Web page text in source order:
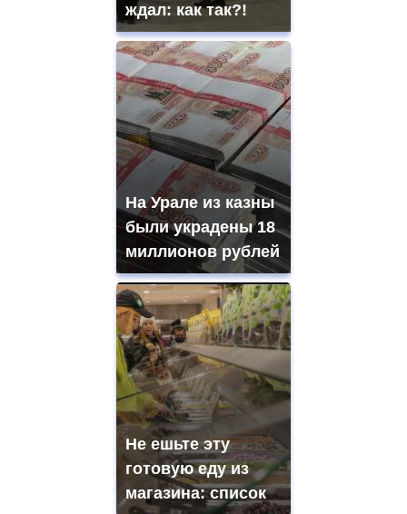
ждал: как так?!
На Урале из казны
были украдены 18
миллионов рублей
Не ешьте эту
готовую еду из
магазина: список